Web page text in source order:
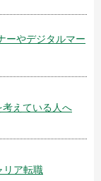
ーやデジタルマー
えている人へ
リア転職